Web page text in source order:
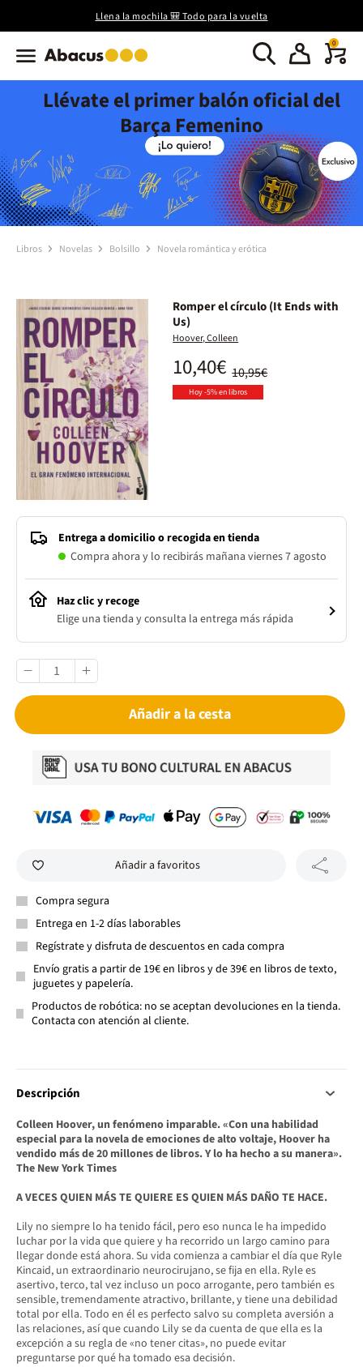
Llena la mochila 🎒 Todo para la vuelta
0
Llévate el primer balón oficial del
Barça Femenino
Libros Novelas Bolsillo Novela romántica y erótica
Romper el círculo (It Ends with
Us)
Hoover, Colleen
10,95€
10,40€
Hoy -5% en libros
Entrega a domicilio o recogida en tienda
Compra ahora y lo recibirás mañana viernes 7 agosto
Haz clic y recoge
Elige una tienda y consulta la entrega más rápida
Añadir a la cesta
Añadir a favoritos
Compra segura
Entrega en 1-2 días laborables
Regístrate y disfruta de descuentos en cada compra
Envío gratis a partir de 19€ en libros y de 39€ en libros de texto,
juguetes y papelería.
Productos de robótica: no se aceptan devoluciones en la tienda.
Contacta con atención al cliente.
Descripción
Colleen Hoover, un fenómeno imparable. «Con una habilidad
especial para la novela de emociones de alto voltaje, Hoover ha
vendido más de 20 millones de libros. Y lo ha hecho a su manera».
The New York Times
A VECES QUIEN MÁS TE QUIERE ES QUIEN MÁS DAÑO TE HACE.
Lily no siempre lo ha tenido fácil, pero eso nunca le ha impedido
luchar por la vida que quiere y ha recorrido un largo camino para
llegar donde está ahora. Su vida comienza a cambiar el día que Ryle
Kincaid, un extraordinario neurocirujano, se fija en ella. Ryle es
asertivo, terco, tal vez incluso un poco arrogante, pero también es
sensible, tremendamente atractivo, brillante, y tiene una debilidad
total por ella. Todo en él es perfecto salvo su completa aversión a
las relaciones, así que cuando Lily se da cuenta de que ella es la
excepción a su regla de «no tener citas», no puede evitar
preguntarse por qué ha tomado esa decisión.